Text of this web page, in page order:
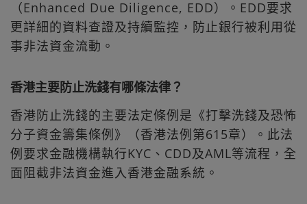
（Enhanced Due Diligence, EDD）。EDD要求
更詳細的資料查證及持續監控，防止銀行被利用從
事非法資金流動。
香港主要防止洗錢有哪條法律？
香港防止洗錢的主要法定條例是《打擊洗錢及恐怖
分子資金籌集條例》（香港法例第615章）。此法
例要求金融機構執行KYC、CDD及AML等流程，全
面阻截非法資金進入香港金融系統。